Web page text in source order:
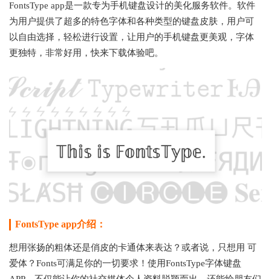
FontsType app是一款专为手机键盘设计的美化服务软件。软件
为用户提供了超多的特色字体和各种类型的键盘皮肤，用户可
以自由选择，轻松进行设置，让用户的手机键盘更美观，字体
更独特，非常好用，快来下载体验吧。
FontsType app介绍：
想用张扬的粗体还是俏皮的卡通体来表达？或者说，只想用 可
爱体？Fonts可满足你的一切要求！使用FontsType字体键盘